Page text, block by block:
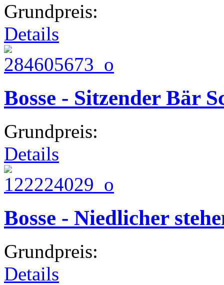
Grundpreis:
Details
Bosse - Sitzender Bär
Grundpreis:
Details
Bosse - Niedlicher
Grundpreis:
Details